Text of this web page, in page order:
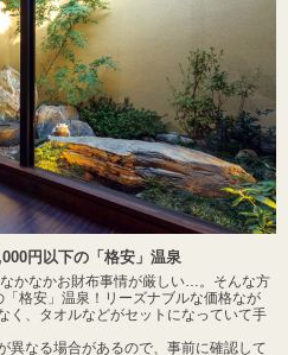
円以下の「格安」温泉
かなかお財布事情が厳しい…。そんな方
格安」温泉！リーズナブルな価格なが
、タオルなどがセットになっていて手
異なる場合があるので、事前に確認して